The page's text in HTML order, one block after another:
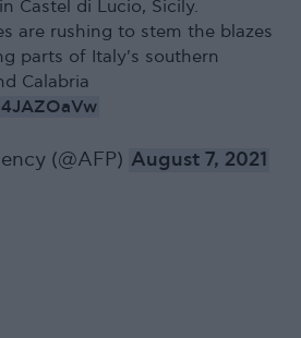
Castel di Lucio, Sicily.
are rushing to stem the blazes
parts of Italy's southern
Calabria
(@AFP) August 7, 2021